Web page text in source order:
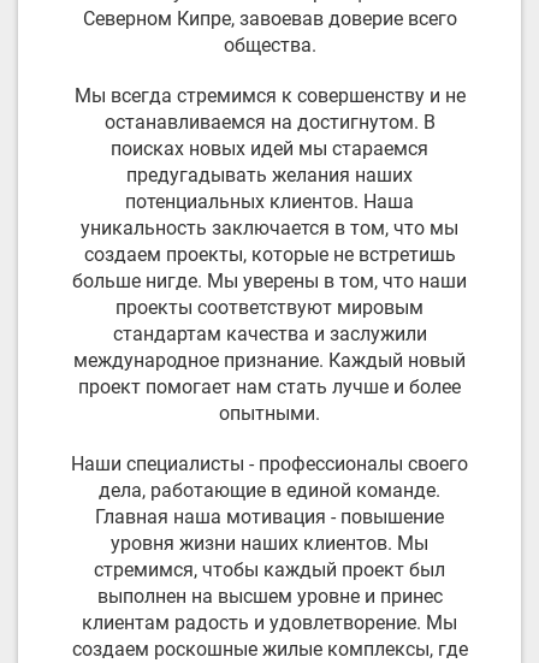
Северном Кипре, завоевав доверие всего
общества.
Мы всегда стремимся к совершенству и не
останавливаемся на достигнутом. В
поисках новых идей мы стараемся
предугадывать желания наших
потенциальных клиентов. Наша
уникальность заключается в том, что мы
создаем проекты, которые не встретишь
больше нигде. Мы уверены в том, что наши
проекты соответствуют мировым
стандартам качества и заслужили
международное признание. Каждый новый
проект помогает нам стать лучше и более
опытными.
Наши специалисты - профессионалы своего
дела, работающие в единой команде.
Главная наша мотивация - повышение
уровня жизни наших клиентов. Мы
стремимся, чтобы каждый проект был
выполнен на высшем уровне и принес
клиентам радость и удовлетворение. Мы
создаем роскошные жилые комплексы, где